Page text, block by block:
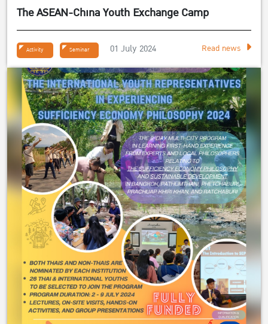
The ASEAN-China Youth Exchange Camp
Activity Seminar 01 July 2024 Read news